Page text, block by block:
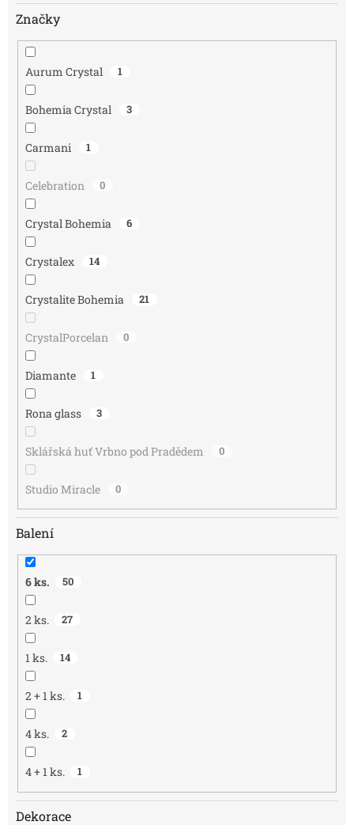
Značky
Aurum Crystal 1
Bohemia Crystal 3
Carmani 1
Celebration 0
Crystal Bohemia 6
Crystalex 14
Crystalite Bohemia 21
CrystalPorcelan 0
Diamante 1
Rona glass 3
Sklářská huť Vrbno pod Pradědem 0
Studio Miracle 0
Balení
6 ks. 50
2 ks. 27
1 ks. 14
2 + 1 ks. 1
4 ks. 2
4 + 1 ks. 1
Dekorace